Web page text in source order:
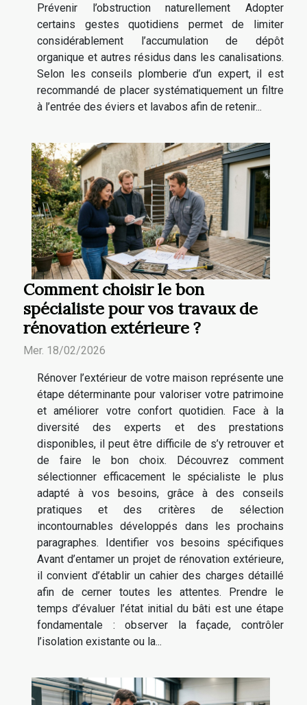
Prévenir l’obstruction naturellement Adopter
certains gestes quotidiens permet de limiter
considérablement l’accumulation de dépôt
organique et autres résidus dans les canalisations.
Selon les conseils plomberie d’un expert, il est
recommandé de placer systématiquement un filtre
à l’entrée des éviers et lavabos afin de retenir...
Comment choisir le bon
spécialiste pour vos travaux de
rénovation extérieure ?
Mer. 18/02/2026
Rénover l’extérieur de votre maison représente une
étape déterminante pour valoriser votre patrimoine
et améliorer votre confort quotidien. Face à la
diversité des experts et des prestations
disponibles, il peut être difficile de s’y retrouver et
de faire le bon choix. Découvrez comment
sélectionner efficacement le spécialiste le plus
adapté à vos besoins, grâce à des conseils
pratiques et des critères de sélection
incontournables développés dans les prochains
paragraphes. Identifier vos besoins spécifiques
Avant d’entamer un projet de rénovation extérieure,
il convient d’établir un cahier des charges détaillé
afin de cerner toutes les attentes. Prendre le
temps d’évaluer l’état initial du bâti est une étape
fondamentale : observer la façade, contrôler
l’isolation existante ou la...